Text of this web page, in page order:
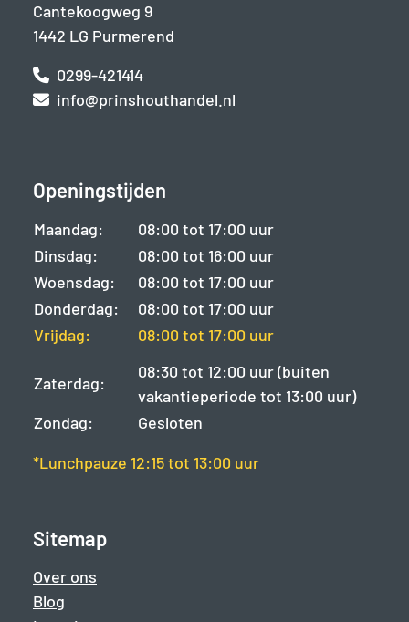
Cantekoogweg 9
1442 LG Purmerend
0299-421414
info@prinshouthandel.nl
Openingstijden
Maandag:
08:00 tot 17:00 uur
Dinsdag:
08:00 tot 16:00 uur
Woensdag:
08:00 tot 17:00 uur
Donderdag:
08:00 tot 17:00 uur
Vrijdag:
08:00 tot 17:00 uur
Zaterdag:
08:30 tot 12:00 uur (buiten
vakantieperiode tot 13:00 uur)
Zondag:
Gesloten
*Lunchpauze 12:15 tot 13:00 uur
Sitemap
Over ons
Blog